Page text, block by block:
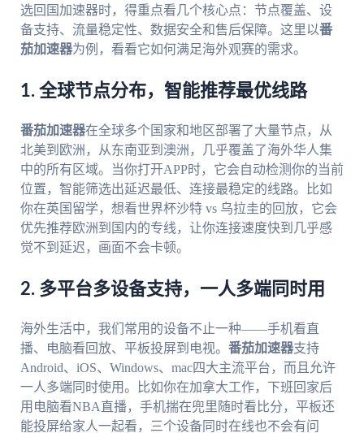
选回国加速器时，得重点看几个核心点：节点覆盖、设
备支持、流量稳定性、数据安全和售后保障。这里以番
茄加速器为例，看看它如何满足海外观赛的需求。
1. 全球节点分布，智能推荐最优线路
番茄加速器在全球多个国家和地区部署了大量节点，从
北美到欧洲，从东南亚到澳洲，几乎覆盖了海外华人集
中的所有区域。当你打开APP时，它会自动检测你的当前
位置，智能筛选出延迟最低、连接最稳定的线路。比如
你在英国留学，想看世界杯沙特 vs 乌拉圭的回放，它会
优先推荐欧洲到国内的专线，让你连接速度快到几乎感
觉不到延迟，画面不会卡顿。
2. 多平台多设备支持，一人多端同时用
海外生活中，我们常用的设备不止一种——手机看直
播、电脑看回放、平板投屏到电视。 番茄加速器支持
Android、iOS、Windows、mac四大主流平台，而且允许
一人多端同时使用。比如你在加拿大工作，下班回家后
用电脑看NBA直播，手机揣在兜里随时看比分，平板还
能投屏给家人一起看，三个设备同时在线也不会有问